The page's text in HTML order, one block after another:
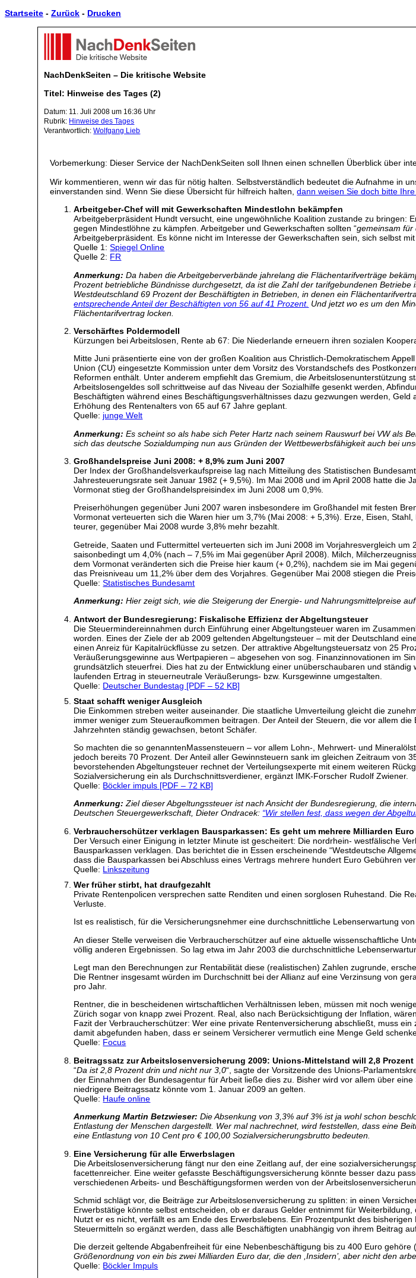
Startseite - Zurück - Drucken
NachDenkSeiten – Die kritische Website
Titel: Hinweise des Tages (2)
Datum: 11. Juli 2008 um 16:36 Uhr
Rubrik: Hinweise des Tages
Verantwortlich:Wolfgang Lieb
Vorbemerkung: Dieser Service der NachDenkSeiten soll Ihnen einen schnellen Überblick über
Wir kommentieren, wenn wir das für nötig halten. Selbstverständlich bedeutet die Aufnahme in
einverstanden sind. Wenn Sie diese Übersicht für hilfreich halten,dann weisen Sie doch bitte
Arbeitgeber-Chef will mit Gewerkschaften Mindestlohn bekämpfen
Arbeitgeberpräsident Hundt versucht, eine ungewöhnliche Koalition zustande zu
gegen Mindestlöhne zu kämpfen. Arbeitgeber und Gewerkschaften sollten “gemeinsam für
Arbeitgeberpräsident. Es könne nicht im Interesse der Gewerkschaften sein, sich selbst
Quelle 1:Spiegel Online
Quelle 2: FR
Anmerkung: Da haben die Arbeitgeberverbände jahrelang die Flächentarifverträge
Prozent betriebliche Bündnisse durchgesetzt, da ist die Zahl der tarifgebundenen
Westdeutschland 69 Prozent der Beschäftigten in Betrieben, in denen ein
entsprechende Anteil der Beschäftigten von 56 auf 41 Prozent. Und jetzt wo es um den
Flächentarifvertrag locken.
Verschärftes Poldermodell
Kürzungen bei Arbeitslosen, Rente ab 67: Die Niederlande erneuern ihren sozialen
Mitte Juni präsentierte eine von der großen Koalition aus Christlich-Demokratischem
Union (CU) eingesetzte Kommission unter dem Vorsitz des Vorstandschefs des
Reformen enthält. Unter anderem empfiehlt das Gremium, die
Arbeitslosengeldes soll schrittweise auf das Niveau der Sozialhilfe gesenkt werden,
Beschäftigten während eines Beschäftigungsverhältnisses dazu gezwungen werden,
Erhöhung des Rentenalters von 65 auf 67 Jahre geplant.
Quelle: junge Welt
Anmerkung: Es scheint so als habe sich Peter Hartz nach seinem Rauswurf bei VW als
sich das deutsche Sozialdumping nun aus Gründen der Wettbewerbsfähigkeit auch bei
Großhandelspreise Juni 2008: + 8,9% zum Juni 2007
Der Index der Großhandelsverkaufspreise lag nach Mitteilung des Statistischen
Jahresteuerungsrate seit Januar 1982 (+ 9,5%). Im Mai 2008 und im April 2008 hatte die
Vormonat stieg der Großhandelspreisindex im Juni 2008 um 0,9%.
Preiserhöhungen gegenüber Juni 2007 waren insbesondere im Großhandel mit festen
Vormonat verteuerten sich die Waren hier um 3,7% (Mai 2008: + 5,3%). Erze, Eisen,
teurer, gegenüber Mai 2008 wurde 3,8% mehr bezahlt.
Getreide, Saaten und Futtermittel verteuerten sich im Juni 2008 im Vorjahresvergleich
saisonbedingt um 4,0% (nach – 7,5% im Mai gegenüber April 2008). Milch,
dem Vormonat veränderten sich die Preise hier kaum (+ 0,2%), nachdem sie im Mai
das Preisniveau um 11,2% über dem des Vorjahres. Gegenüber Mai 2008 stiegen die
Quelle:Statistisches Bundesamt
Anmerkung: Hier zeigt sich, wie die Steigerung der Energie- und Nahrungsmittelpreise
Antwort der Bundesregierung: Fiskalische Effizienz der Abgeltungsteuer
Die Steuermindereinnahmen durch Einführung einer Abgeltungsteuer waren im
worden. Eines der Ziele der ab 2009 geltenden Abgeltungsteuer – mit der Deutschland
einen Anreiz für Kapitalrückflüsse zu setzen. Der attraktive Abgeltungsteuersatz von 25
Veräußerungsgewinne aus Wertpapieren – abgesehen von sog. Finanzinnovationen im
grundsätzlich steuerfrei. Dies hat zu der Entwicklung einer unüberschaubaren und
laufenden Ertrag in steuerneutrale Veräußerungs- bzw. Kursgewinne umgestalten.
Quelle: Deutscher Bundestag [PDF – 52 KB]
Staat schafft weniger Ausgleich
Die Einkommen streben weiter auseinander. Die staatliche Umverteilung gleicht die
immer weniger zum Steueraufkommen beitragen. Der Anteil der Steuern, die vor allem
Jahrzehnten ständig gewachsen, betont Schäfer.
So machten die so genanntenMassensteuern – vor allem Lohn-, Mehrwert- und
jedoch bereits 70 Prozent. Der Anteil aller Gewinnsteuern sank im gleichen Zeitraum von
bevorstehenden Abgeltungsteuer rechnet der Verteilungsexperte mit einem weiteren
Sozialversicherung ein als Durchschnittsverdiener, ergänzt IMK-Forscher Rudolf Zwiener.
Quelle: Böckler impuls [PDF – 72 KB]
Anmerkung: Ziel dieser Abgeltungssteuer ist nach Ansicht der Bundesregierung, die
Deutschen Steuergewerkschaft, Dieter Ondracek: “Wir stellen fest, dass wegen der
Verbraucherschützer verklagen Bausparkassen: Es geht um mehrere Milliarden Euro
Der Versuch einer Einigung in letzter Minute ist gescheitert: Die nordrhein- westfälische
Bausparkassen verklagen. Das berichtet die in Essen erscheinende “Westdeutsche
dass die Bausparkassen bei Abschluss eines Vertrags mehrere hundert Euro Gebühren
Quelle: Linkszeitung
Wer früher stirbt, hat draufgezahlt
Private Rentenpolicen versprechen satte Renditen und einen sorglosen Ruhestand. Die
Verluste.
Ist es realistisch, für die Versicherungsnehmer eine durchschnittliche Lebenserwartung
An dieser Stelle verweisen die Verbraucherschützer auf eine aktuelle wissenschaftliche
völlig anderen Ergebnissen. So lag etwa im Jahr 2003 die durchschnittliche
Legt man den Berechnungen zur Rentabilität diese (realistischen) Zahlen zugrunde,
Die Rentner insgesamt würden im Durchschnitt bei der Allianz auf eine Verzinsung von
pro Jahr.
Rentner, die in bescheidenen wirtschaftlichen Verhältnissen leben, müssen mit noch
Zürich sogar von knapp zwei Prozent. Real, also nach Berücksichtigung der Inflation,
Fazit der Verbraucherschützer: Wer eine private Rentenversicherung abschließt, muss
damit abgefunden haben, dass er seinem Versicherer vermutlich eine Menge Geld
Quelle: Focus
Beitragssatz zur Arbeitslosenversicherung 2009: Unions-Mittelstand will 2,8 Prozent
“Da ist 2,8 Prozent drin und nicht nur 3,0“, sagte der Vorsitzende des Unions-
der Einnahmen der Bundesagentur für Arbeit ließe dies zu. Bisher wird vor allem über
niedrigere Beitragssatz könnte vom 1. Januar 2009 an gelten.
Quelle: Haufe online
Anmerkung Martin Betzwieser: Die Absenkung von 3,3% auf 3% ist ja wohl schon
Entlastung der Menschen dargestellt. Wer mal nachrechnet, wird feststellen, dass eine
eine Entlastung von 10 Cent pro € 100,00 Sozialversicherungsbrutto bedeuten.
Eine Versicherung für alle Erwerbslagen
Die Arbeitslosenversicherung fängt nur den eine Zeitlang auf, der eine
facettenreicher. Eine weiter gefasste Beschäftigungsversicherung könnte besser dazu
verschiedenen Arbeits- und Beschäftigungsformen werden von der
Schmid schlägt vor, die Beiträge zur Arbeitslosenversicherung zu splitten: in einen
Erwerbstätige könnte selbst entscheiden, ob er daraus Gelder entnimmt für
Nutzt er es nicht, verfällt es am Ende des Erwerbslebens. Ein Prozentpunkt des
Steuermitteln so ergänzt werden, dass alle Beschäftigten unabhängig von ihrem Beitrag
Die derzeit geltende Abgabenfreiheit für eine Nebenbeschäftigung bis zu 400 Euro
Größenordnung von ein bis zwei Milliarden Euro dar, die den ,Insidern’, aber nicht den
Quelle: Böckler Impuls